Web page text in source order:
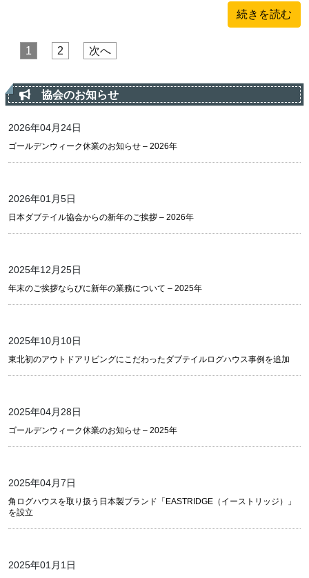
続きを読む
投稿のページ送り
1 2 次へ
協会のお知らせ
2026年04月24日
ゴールデンウィーク休業のお知らせ – 2026年
2026年01月5日
日本ダブテイル協会からの新年のご挨拶 – 2026年
2025年12月25日
年末のご挨拶ならびに新年の業務について – 2025年
2025年10月10日
東北初のアウトドアリビングにこだわったダブテイルログハウス事例を追加
2025年04月28日
ゴールデンウィーク休業のお知らせ – 2025年
2025年04月7日
角ログハウスを取り扱う日本製ブランド「EASTRIDGE（イーストリッジ）」
を設立
2025年01月1日